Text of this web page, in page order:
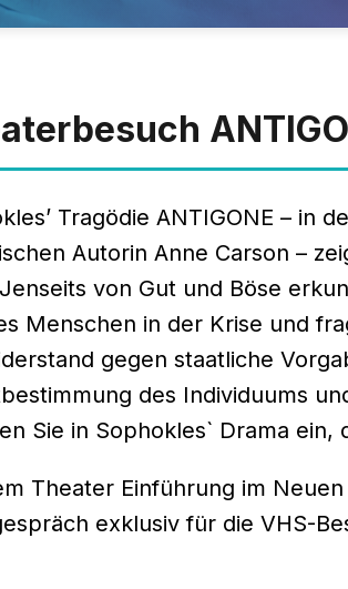
Tragödie ANTIGONE – in
Autorin Anne Carson –
von Gut und Böse
Menschen in der Krise und
gegen staatliche
des Individuums
Sie in Sophokles` Drama
Theater Einführung im
exklusiv für die VHS-